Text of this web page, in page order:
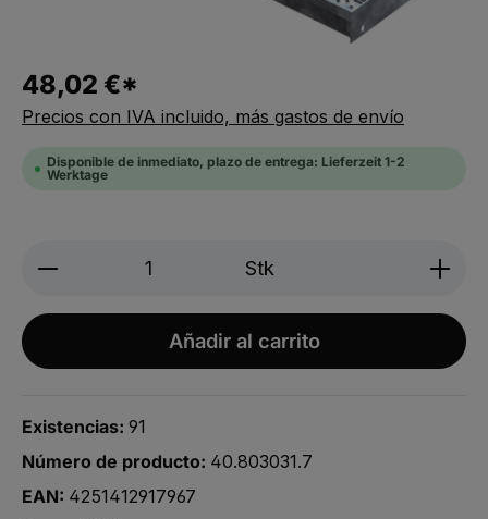
48,02 €*
Precios con IVA incluido, más gastos de envío
Disponible de inmediato, plazo de entrega: Lieferzeit 1-2
Werktage
Produkt Anzahl: Gib den
Stk
Añadir al carrito
Existencias: 91
Número de producto: 40.803031.7
EAN: 4251412917967